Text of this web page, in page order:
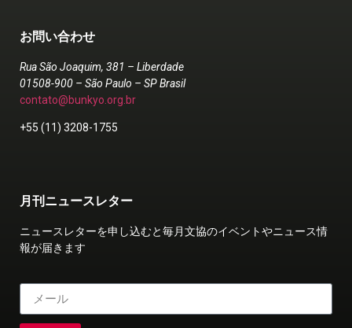
お問い合わせ
Rua São Joaquim, 381 – Liberdade
01508-900 – São Paulo – SP Brasil
contato@bunkyo.org.br
+55 (11) 3208-1755
月刊ニュースレター
ニュースレターを申し込むと毎月文協のイベントやニュース情
報が届きます